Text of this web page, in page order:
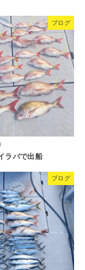
ブログ
ラバで出船
ブログ